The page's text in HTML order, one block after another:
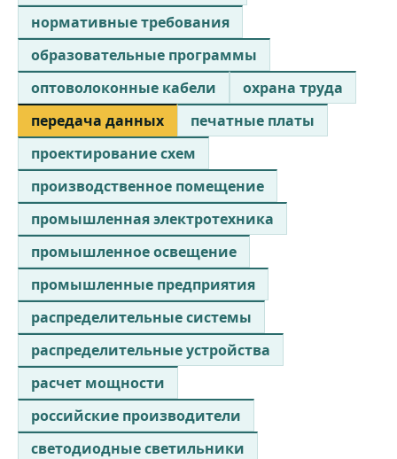
нормативные требования
образовательные программы
оптоволоконные кабели
охрана труда
передача данных
печатные платы
проектирование схем
производственное помещение
промышленная электротехника
промышленное освещение
промышленные предприятия
распределительные системы
распределительные устройства
расчет мощности
российские производители
светодиодные светильники